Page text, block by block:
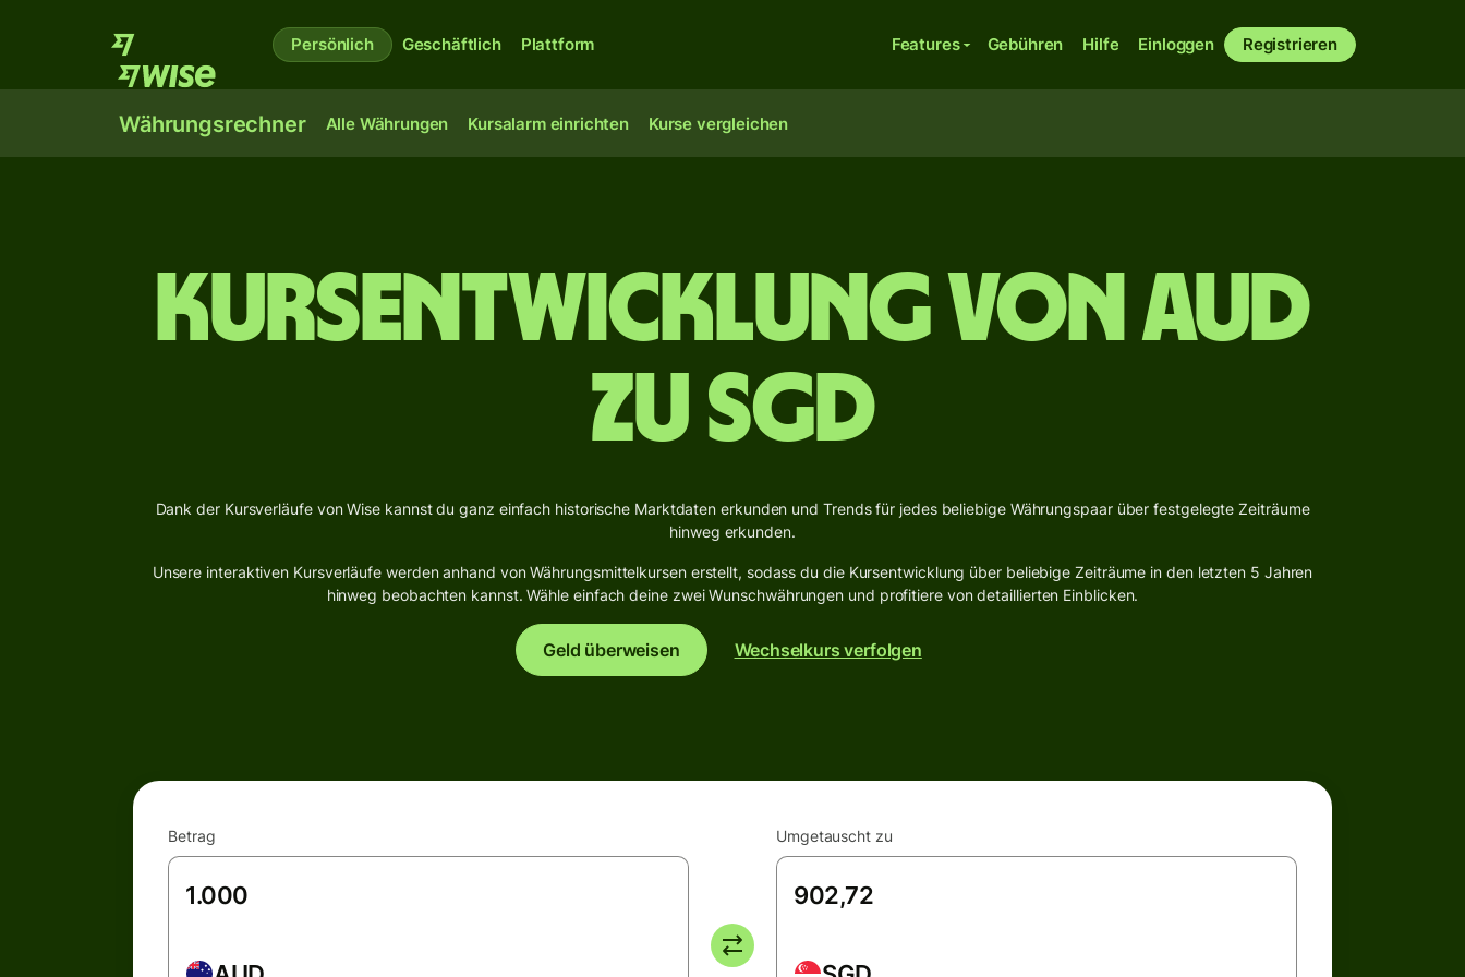
Persönlich Geschäftlich Plattform Features Gebühren Hilfe Einloggen Registrieren
Währungsrechner Alle Währungen Kursalarm einrichten Kurse vergleichen
Kursentwicklung von AUD
zu SGD
Dank der Kursverläufe von Wise kannst du ganz einfach historische Marktdaten erkunden und Trends für jedes beliebige Währungspaar über festgelegte Zeiträume
hinweg erkunden.
Unsere interaktiven Kursverläufe werden anhand von Währungsmittelkursen erstellt, sodass du die Kursentwicklung über beliebige Zeiträume in den letzten 5 Jahren
hinweg beobachten kannst. Wähle einfach deine zwei Wunschwährungen und profitiere von detaillierten Einblicken.
Geld überweisen Wechselkurs verfolgen
Betrag Umgetauscht zu